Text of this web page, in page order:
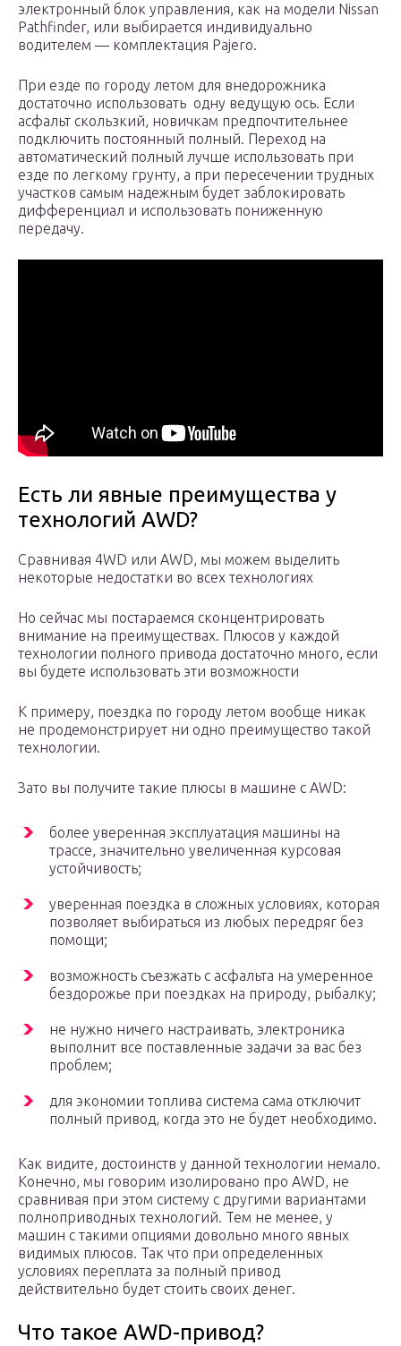
электронный блок управления, как на модели Nissan
Pathfinder, или выбирается индивидуально
водителем — комплектация Pajero.
При езде по городу летом для внедорожника
достаточно использовать одну ведущую ось. Если
асфальт скользкий, новичкам предпочтительнее
подключить постоянный полный. Переход на
автоматический полный лучше использовать при
езде по легкому грунту, а при пересечении трудных
участков самым надежным будет заблокировать
дифференциал и использовать пониженную
передачу.
Есть ли явные преимущества у
технологий AWD?
Сравнивая 4WD или AWD, мы можем выделить
некоторые недостатки во всех технологиях
Но сейчас мы постараемся сконцентрировать
внимание на преимуществах. Плюсов у каждой
технологии полного привода достаточно много, если
вы будете использовать эти возможности
К примеру, поездка по городу летом вообще никак
не продемонстрирует ни одно преимущество такой
технологии.
Зато вы получите такие плюсы в машине с AWD:
более уверенная эксплуатация машины на
трассе, значительно увеличенная курсовая
устойчивость;
уверенная поездка в сложных условиях, которая
позволяет выбираться из любых передряг без
помощи;
возможность съезжать с асфальта на умеренное
бездорожье при поездках на природу, рыбалку;
не нужно ничего настраивать, электроника
выполнит все поставленные задачи за вас без
проблем;
для экономии топлива система сама отключит
полный привод, когда это не будет необходимо.
Как видите, достоинств у данной технологии немало.
Конечно, мы говорим изолировано про AWD, не
сравнивая при этом систему с другими вариантами
полноприводных технологий. Тем не менее, у
машин с такими опциями довольно много явных
видимых плюсов. Так что при определенных
условиях переплата за полный привод
действительно будет стоить своих денег.
Что такое AWD-привод?